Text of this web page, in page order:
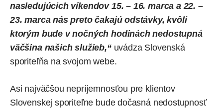
nasledujúcich víkendov 15. – 16. marca a 22. –
23. marca nás preto čakajú odstávky, kvôli
ktorým bude v nočných hodinách nedostupná
väčšina našich služieb,“ uvádza Slovenská
sporiteľňa na svojom webe.
Asi najväčšou nepríjemnosťou pre klientov
Slovenskej sporiteľne bude dočasná nedostupnosť